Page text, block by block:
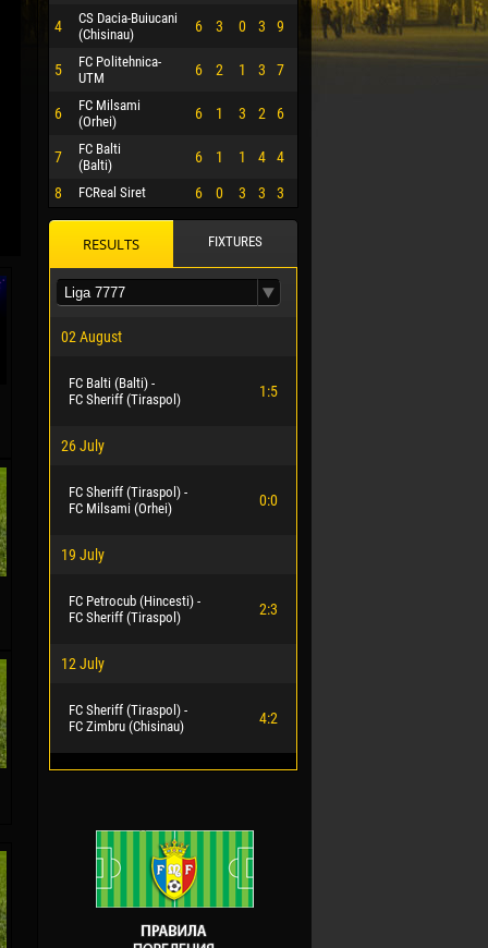
4
CS Dacia-Buiucani
(Chisinau)
6 3 0 3 9
5
FC Politehnica-
UTM
6 2 1 3 7
6
FC Milsami
(Orhei)
6 1 3 2 6
7
FC Balti
(Balti)
6 1 1 4 4
8 FCReal Siret 6 0 3 3 3
RESULTS FIXTURES
02 August
FC Balti (Balti) -
FC Sheriff (Tiraspol)
1:5
26 July
FC Sheriff (Tiraspol) -
FC Milsami (Orhei)
0:0
19 July
FC Petrocub (Hincesti) -
FC Sheriff (Tiraspol)
2:3
12 July
FC Sheriff (Tiraspol) -
FC Zimbru (Chisinau)
4:2